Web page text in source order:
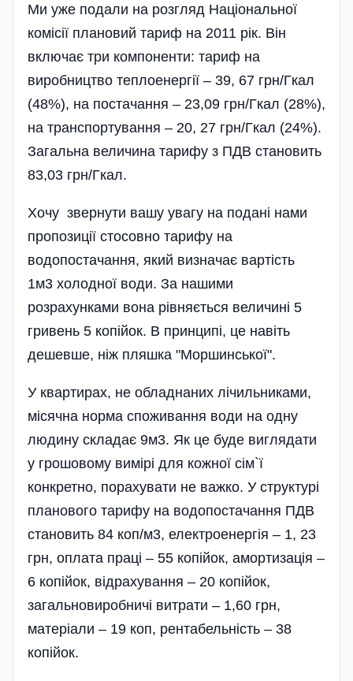
Ми уже подали на розгляд Національної
комісії плановий тариф на 2011 рік. Він
включає три компоненти: тариф на
виробництво теплоенергії – 39, 67 грн/Гкал
(48%), на постачання – 23,09 грн/Гкал (28%),
на транспортування – 20, 27 грн/Гкал (24%).
Загальна величина тарифу з ПДВ становить
83,03 грн/Гкал.
Хочу звернути вашу увагу на подані нами
пропозиції стосовно тарифу на
водопостачання, який визначає вартість
1м3 холодної води. За нашими
розрахунками вона рівняється величині 5
гривень 5 копійок. В принципі, це навіть
дешевше, ніж пляшка "Моршинської".
У квартирах, не обладнаних лічильниками,
місячна норма споживання води на одну
людину складає 9м3. Як це буде виглядати
у грошовому вимірі для кожної сім`ї
конкретно, порахувати не важко. У структурі
планового тарифу на водопостачання ПДВ
становить 84 коп/м3, електроенергія – 1, 23
грн, оплата праці – 55 копійок, амортизація –
6 копійок, відрахування – 20 копійок,
загальновиробничі витрати – 1,60 грн,
матеріали – 19 коп, рентабельність – 38
копійок.